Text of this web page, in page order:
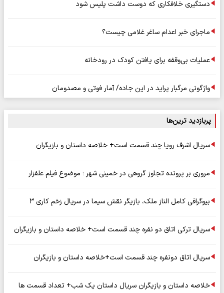
دستگیری خلافکاری که دوست داشت پلیس شود
ماجرای خبر اعدام ساغر غلامی چیست؟
عملیات بی‌وقفه برای یافتن کودک در رودخانه
واژگونی مرگبار پراید در این جاده/ آمار فوتی و مصدومان
پربازدید ترین‌ها
سریال اشرف رویا چند قسمت است+ خلاصه داستان و بازیگران
مروری بر پرونده تجاوز گروهی در خمینی شهر ؛ موضوع فیلم علفزار
بیوگرافی کامل الناز ملک، بازیگر نقش سیما در سریال زخم کاری ۳
سریال ترکی اتاق دو نفره چند قسمت است+ خلاصه داستان و بازیگران
سریال اتاق دونفره چند قسمت است+خلاصه داستان و بازیگران
خلاصه داستان و بازیگران سریال داستان یک شب+ تعداد قسمت ها